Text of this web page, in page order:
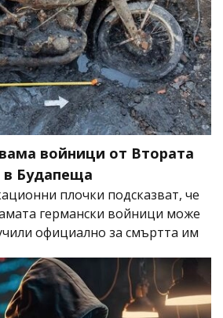
войници от Втората
в Будапеща
плочки подсказват, че
германски войници може
официално за смъртта им